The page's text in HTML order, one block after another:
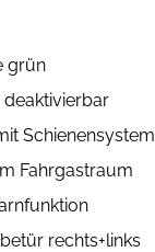
grün
Schienensystem
Fahrgastraum
rechts+links